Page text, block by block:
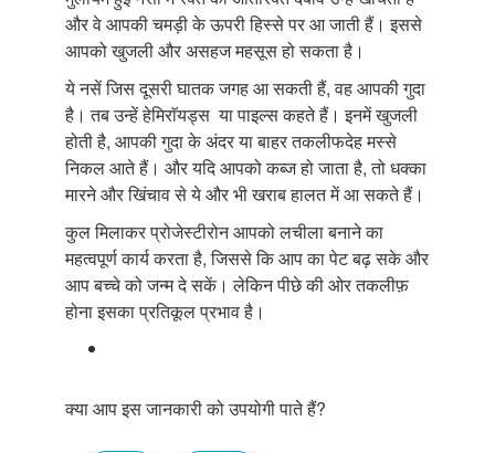
और वे आपकी चमड़ी के ऊपरी हिस्से पर आ जाती हैं। इससे
आपको खुजली और असहज महसूस हो सकता है।
ये नसें जिस दूसरी घातक जगह आ सकती हैं, वह आपकी गुदा
है। तब उन्हें हेमिराॅयड्स या पाइल्स कहते हैं। इनमें खुजली
होती है, आपकी गुदा के अंदर या बाहर तकलीफदेह मस्से
निकल आते हैं। और यदि आपको कब्ज हो जाता है, तो धक्का
मारने और खिंचाव से ये और भी खराब हालत में आ सकते हैं।
कुल मिलाकर प्रोजेस्टीरोन आपको लचीला बनाने का
महत्वपूर्ण कार्य करता है, जिससे कि आप का पेट बढ़ सके और
आप बच्चे को जन्म दे सकें। लेकिन पीछे की ओर तकलीफ़
होना इसका प्रतिकूल प्रभाव है।
क्या आप इस जानकारी को उपयोगी पाते हैं?